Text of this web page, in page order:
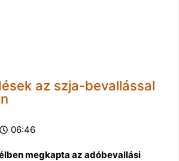
az szja-bevallással
06:46
megkapta az adóbevallási